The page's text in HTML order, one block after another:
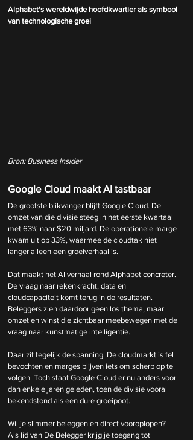
Alphabet's wereldwijde hoofdkwartier als symbool
van technologische groei
Bron: Business Insider
Google Cloud maakt AI tastbaar
De grootste blikvanger blijft Google Cloud. De
omzet van die divisie steeg in het eerste kwartaal
met 63% naar $20 miljard. De operationele marge
kwam uit op 33%, waarmee de cloudtak niet
langer alleen een groeiverhaal is.
Dat maakt het AI verhaal rond Alphabet concreter.
De vraag naar rekenkracht, data en
cloudcapaciteit komt terug in de resultaten.
Beleggers zien daardoor geen los thema, maar
omzet en winst die zichtbaar meebewegen met de
vraag naar kunstmatige intelligentie.
Daar zit tegelijk de spanning. De cloudmarkt is fel
bevochten en marges blijven iets om scherp op te
volgen. Toch staat Google Cloud er nu anders voor
dan enkele jaren geleden, toen de divisie vooral
bekendstond als een dure groeipoot.
Wil je slimmer beleggen en direct vooroplopen?
Als lid van De Belegger krijg je toegang tot